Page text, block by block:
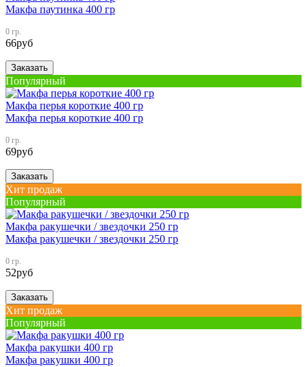
Макфа паутинка 400 гр
0 гр.
66руб
Заказать
Популярный
Макфа перья короткие 400 гр
Макфа перья короткие 400 гр
0 гр.
69руб
Заказать
Хит продаж
Популярный
Макфа ракушечки / звездочки 250 гр
Макфа ракушечки / звездочки 250 гр
0 гр.
52руб
Заказать
Хит продаж
Популярный
Макфа ракушки 400 гр
Макфа ракушки 400 гр